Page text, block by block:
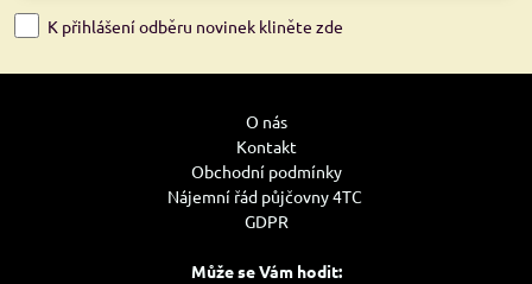
K přihlášení odběru novinek kliněte zde
O nás
Kontakt
Obchodní podmínky
Nájemní řád půjčovny 4TC
GDPR
Může se Vám hodit: